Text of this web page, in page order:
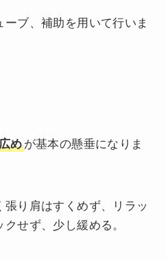
ブ、補助を用いて行いま
めが基本の懸垂になりま
り肩はすくめず、リラッ
せず、少し緩める。